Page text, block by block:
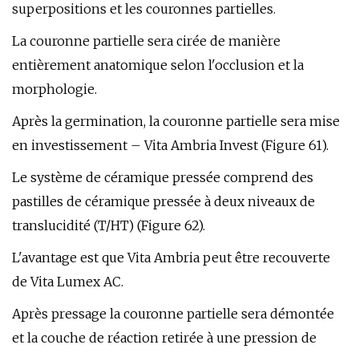
superpositions et les couronnes partielles.
La couronne partielle sera cirée de manière
entièrement anatomique selon l'occlusion et la
morphologie.
Après la germination, la couronne partielle sera mise
en investissement – ​​Vita Ambria Invest (Figure 61).
Le système de céramique pressée comprend des
pastilles de céramique pressée à deux niveaux de
translucidité (T/HT) (Figure 62).
L'avantage est que Vita Ambria peut être recouverte
de Vita Lumex AC.
Après pressage la couronne partielle sera démontée
et la couche de réaction retirée à une pression de